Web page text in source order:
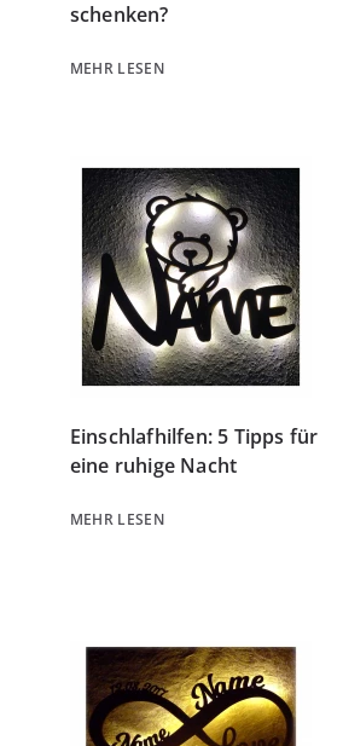
schenken?
MEHR LESEN
Einschlafhilfen: 5 Tipps für
eine ruhige Nacht
MEHR LESEN